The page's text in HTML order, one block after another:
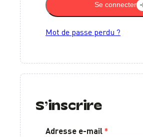
Se connecter
Mot de passe perdu ?
S’inscrire
Adresse e-mail*Obligatoire